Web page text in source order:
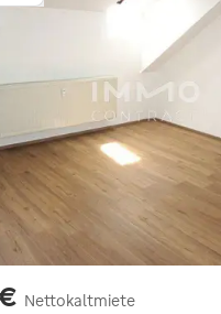
Nettokaltmiete